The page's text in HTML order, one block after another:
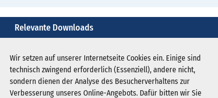
Wir setzen auf unserer Internetseite Cookies ein. Einige sind
technisch zwingend erforderlich (Essenziell), andere nicht,
sondern dienen der Analyse des Besucherverhaltens zur
Verbesserung unseres Online-Angebots. Dafür bitten wir Sie
Relevante Downloads
alles-vorbei-1.jpg
Download JPG (3.244 KB)